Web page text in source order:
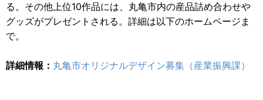
る。その他上位10作品には、丸亀市内の産品詰め合わせや
グッズがプレゼントされる。詳細は以下のホームページま
で。
詳細情報： 丸亀市オリジナルデザイン募集（産業振興課）